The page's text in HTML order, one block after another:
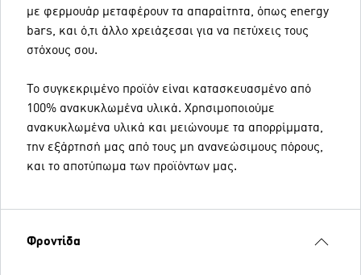
με φερμουάρ μεταφέρουν τα απαραίτητα, όπως energy
bars, και ό,τι άλλο χρειάζεσαι για να πετύχεις τους
στόχους σου.
Το συγκεκριμένο προϊόν είναι κατασκευασμένο από
100% ανακυκλωμένα υλικά. Χρησιμοποιούμε
ανακυκλωμένα υλικά και μειώνουμε τα απορρίμματα,
την εξάρτησή μας από τους μη ανανεώσιμους πόρους,
και το αποτύπωμα των προϊόντων μας.
Φροντίδα